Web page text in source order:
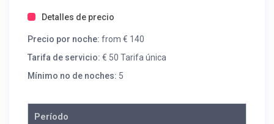
Detalles de precio
Precio por noche: from € 140
Tarifa de servicio: € 50 Tarifa única
Mínimo no de noches: 5
Período